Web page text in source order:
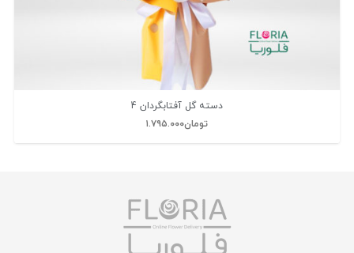
دسته گل آفتابگردان 4
تومان۱.۷۹۵.۰۰۰